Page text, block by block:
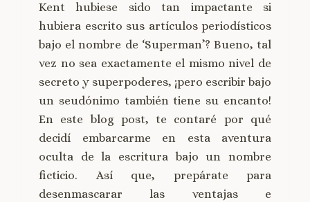
Kent hubiese sido tan impactante si
hubiera escrito sus artículos periodísticos
bajo el nombre de ‘Superman’? Bueno, tal
vez no sea exactamente el mismo nivel de
secreto y superpoderes, ¡pero escribir bajo
un seudónimo también tiene su encanto!
En este blog post, te contaré por qué
decidí embarcarme en esta aventura
oculta de la escritura bajo un nombre
ficticio. Así que, prepárate para
desenmascarar las ventajas e